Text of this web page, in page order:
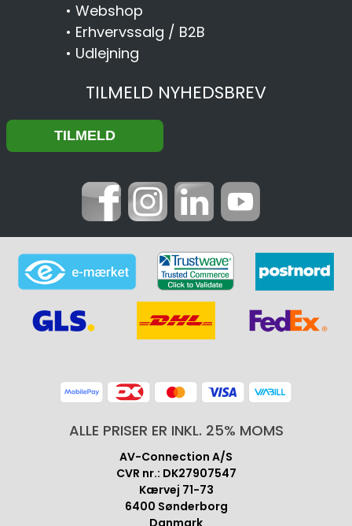
• Webshop
• Erhvervssalg / B2B
• Udlejning
TILMELD NYHEDSBREV
ALLE PRISER ER INKL. 25% MOMS
AV-Connection A/S
CVR nr.: DK27907547
Kærvej 71-73
6400 Sønderborg
Danmark